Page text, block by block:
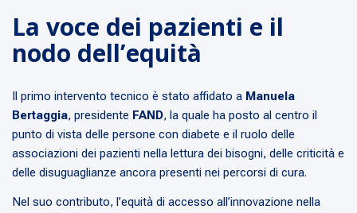
La voce dei pazienti e il
nodo dell’equità
Il primo intervento tecnico è stato affidato a Manuela
Bertaggia, presidente FAND, la quale ha posto al centro il
punto di vista delle persone con diabete e il ruolo delle
associazioni dei pazienti nella lettura dei bisogni, delle criticità e
delle disuguaglianze ancora presenti nei percorsi di cura.
Nel suo contributo, l’equità di accesso all’innovazione nella